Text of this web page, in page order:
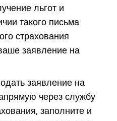
льгот и
такого письма
страхования
заявление на
заявление на
через службу
заполните и